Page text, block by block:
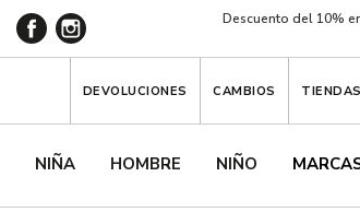
Descuento del 10%
NIÑA HOMBRE NIÑO
DEVOLUCIONES CAMBIOS
TIENDAS